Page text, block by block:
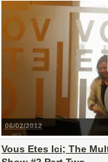
06/02/2012
Vous Etes Ici; The